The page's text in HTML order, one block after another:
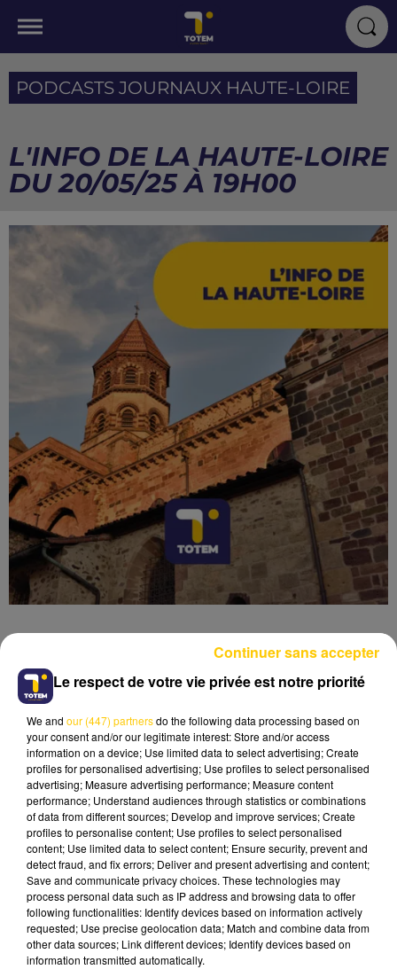
PODCASTS JOURNAUX HAUTE-LOIRE
L'INFO DE LA HAUTE-LOIRE
DU 20/05/25 À 19H00
20 mai 2025 - 3 min 41 sec
L'INFO DE LA HAUTE-LOIRE DU
20/05/25 À 19H00
Ecoutez sur Totem l'information dans le Cantal,
le pays de Brioude et Issoire avec les reportages
de nos journalistes sur le terrain.
Le respect de votre vie privée est notre priorité
We and our (447) partnersdo the following data processing based on
your consent and/or our legitimate interest: Store and/or access
information on a device; Use limited data to select advertising; Create
profiles for personalised advertising; Use profiles to select personalised
advertising; Measure advertising performance; Measure content
performance; Understand audiences through statistics or combinations
of data from different sources; Develop and improve services; Create
profiles to personalise content; Use profiles to select personalised
content; Use limited data to select content; Ensure security, prevent and
detect fraud, and fix errors; Deliver and present advertising and content;
Save and communicate privacy choices. These technologies may
process personal data such as IP address and browsing data to offer
following functionalities: Identify devices based on information actively
requested; Use precise geolocation data; Match and combine data from
other data sources; Link different devices; Identify devices based on
information transmitted automatically.
Continuer sans accepter